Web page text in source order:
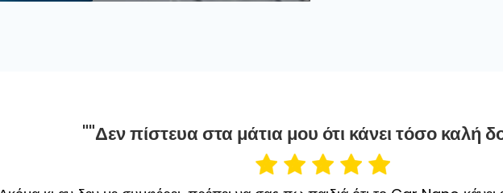
""Δεν πίστευα στα μάτια μου ότι κάνει τόσο καλή